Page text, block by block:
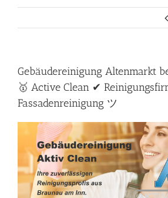
Gebäudereinigung Altenmarkt
🥇 Active Clean ✔
Fassadenreinigung ツ